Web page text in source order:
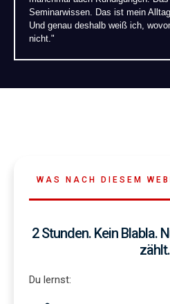
Seminarwissen. Das ist mein
Und genau deshalb weiß ich,
nicht."
WAS NACH DIESEM
2 Stunden. Kein Blabla.
zählt.
Du lernst: